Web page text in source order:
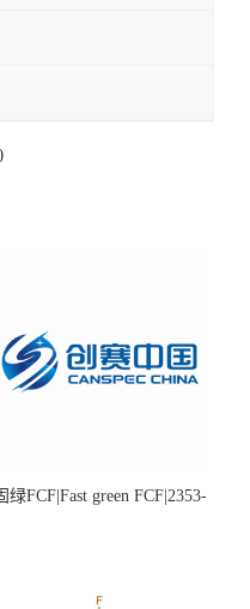
绿FCF|Fast green FCF|2353-